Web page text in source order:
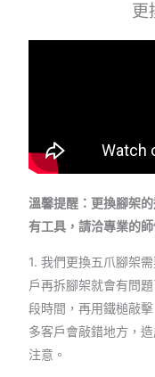
更
溫馨提醒：更換腳架
有工具，請洽專業的師
1. 我們更換五爪腳架
戶再拆腳架就會有問
段時間，再用鐵槌敲
多客戶會敲錯地方，
注意。